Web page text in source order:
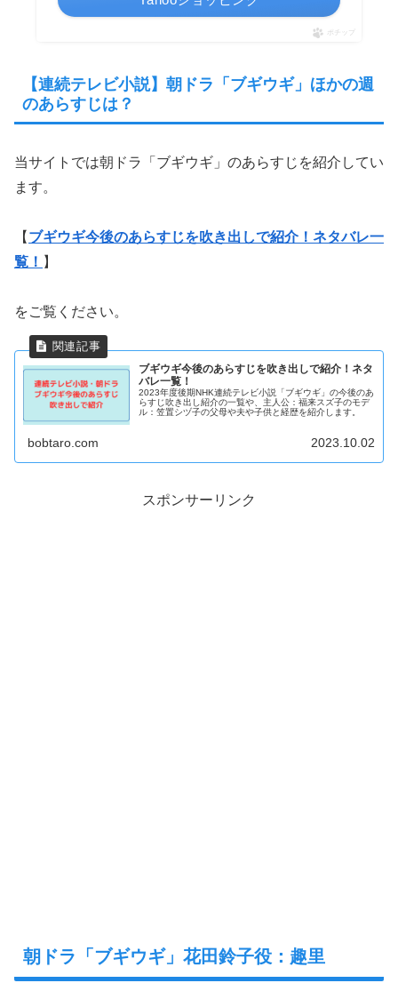
ポチップ
【連続テレビ小説】朝ドラ「ブギウギ」ほかの週
のあらすじは？
当サイトでは朝ドラ「ブギウギ」のあらすじを紹介してい
ます。
【 ブギウギ今後のあらすじを吹き出しで紹介！ネタバレ一
覧！ 】
をご覧ください。
ブギウギ今後のあらすじを吹き出しで紹介！ネタ
バレ一覧！
2023年度後期NHK連続テレビ小説「ブギウギ」の今後のあ
らすじ吹き出し紹介の一覧や、主人公：福来スズ子のモデ
ル：笠置シヅ子の父母や夫や子供と経歴を紹介します。
bobtaro.com 2023.10.02
スポンサーリンク
朝ドラ「ブギウギ」花田鈴子役：趣里